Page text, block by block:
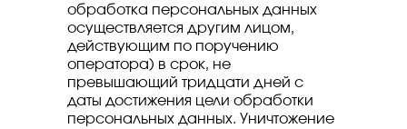
обработка персональных данных
осуществляется другим лицом,
действующим по поручению
оператора) в срок, не
превышающий тридцати дней с
даты достижения цели обработки
персональных данных. Уничтожение